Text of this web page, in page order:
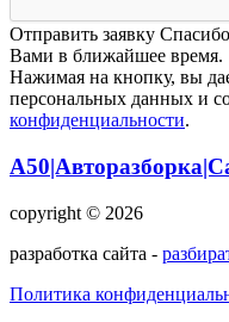
Отправить заявку
Вами в ближайшее время.
Нажимая на кнопку, вы
персональных данных и
конфиденциальности.
copyright © 2026
разработка сайта -
Политика